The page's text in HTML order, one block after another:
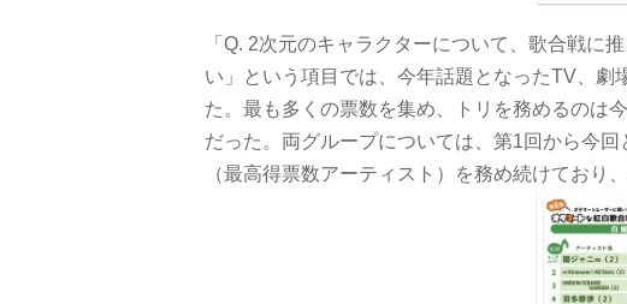
「Q. 2次元のキャラクターについて、歌合戦に
い」という項目では、今年話題となったTV、
た。最も多くの票数を集め、トリを務めるのは
だった。両グループについては、第1回から今
（最高得票数アーティスト）を務め続けており